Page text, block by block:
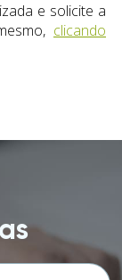
e solicite a
clicando